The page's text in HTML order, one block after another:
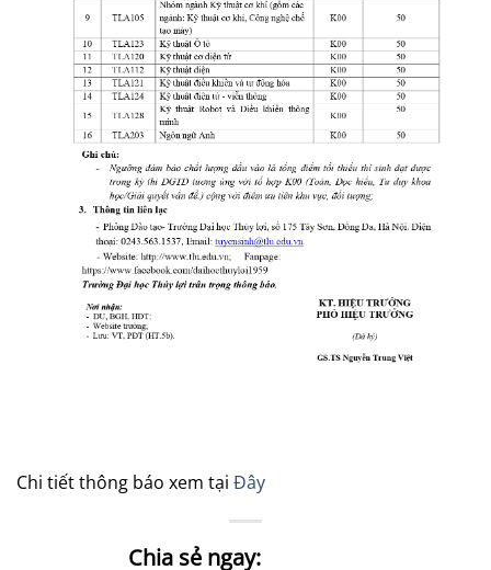
Chi tiết thông báo xem tại Đây